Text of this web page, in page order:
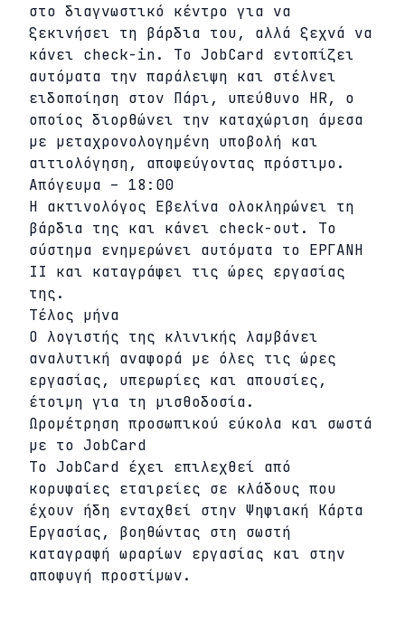
στο διαγνωστικό κέντρο για να
ξεκινήσει τη βάρδια του, αλλά ξεχνά να
κάνει check-in. Το JobCard εντοπίζει
αυτόματα την παράλειψη και στέλνει
ειδοποίηση στον Πάρι, υπεύθυνο HR, ο
οποίος διορθώνει την καταχώριση άμεσα
με μεταχρονολογημένη υποβολή και
αιτιολόγηση, αποφεύγοντας πρόστιμο.
Απόγευμα – 18:00
Η ακτινολόγος Εβελίνα ολοκληρώνει τη
βάρδια της και κάνει check-out. Το
σύστημα ενημερώνει αυτόματα το ΕΡΓΑΝΗ
ΙΙ και καταγράφει τις ώρες εργασίας
της.
Τέλος μήνα
Ο λογιστής της κλινικής λαμβάνει
αναλυτική αναφορά με όλες τις ώρες
εργασίας, υπερωρίες και απουσίες,
έτοιμη για τη μισθοδοσία.
Ωρομέτρηση προσωπικού εύκολα και σωστά
με το JobCard
Το JobCard έχει επιλεχθεί από
κορυφαίες εταιρείες σε κλάδους που
έχουν ήδη ενταχθεί στην Ψηφιακή Κάρτα
Εργασίας, βοηθώντας στη σωστή
καταγραφή ωραρίων εργασίας και στην
αποφυγή προστίμων.